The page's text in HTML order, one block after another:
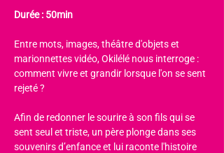
Durée : 50min
Entre mots, images, théâtre d'objets et
marionnettes vidéo, Okilélé nous interroge :
comment vivre et grandir lorsque l'on se sent
rejeté ?
Afin de redonner le sourire à son fils qui se
sent seul et triste, un père plonge dans ses
souvenirs d’enfance et lui raconte l'histoire